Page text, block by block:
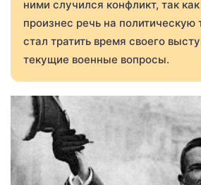
ними случился конфликт, так
произнес речь на политическую
стал тратить время своего
текущие военные вопросы.